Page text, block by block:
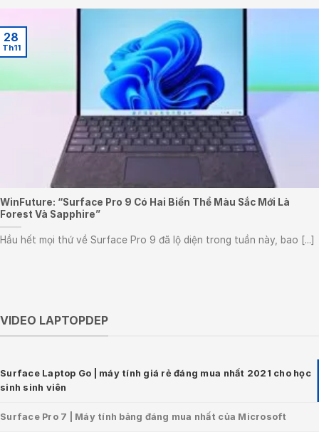
WinFuture: “Surface Pro 9 Có Hai Biến Thể Màu Sắc Mới Là
Forest Và Sapphire”
Hầu hết mọi thứ về Surface Pro 9 đã lộ diện trong tuần này, bao [...]
28
Th11
VIDEO LAPTOPDEP
Surface Laptop Go | máy tính giá rẻ đáng mua nhất 2021 cho học
sinh sinh viên
Surface Pro 7 | Máy tính bảng đáng mua nhất của Microsoft